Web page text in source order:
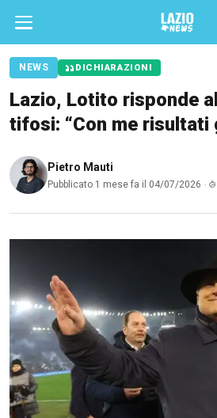
NEWS DICHIARAZIONI
Lazio, Lotito risponde
tifosi: “Con me risultati
Pietro Mauti
Pubblicato 1 mese fa il 04/07/2026 ·